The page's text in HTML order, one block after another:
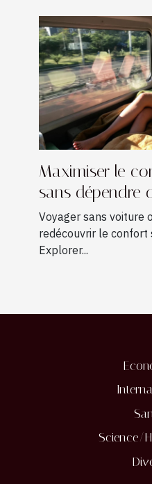
Maximiser le
sans dépendre
Voyager sans voiture
redécouvrir le confort
Explorer...
Science/